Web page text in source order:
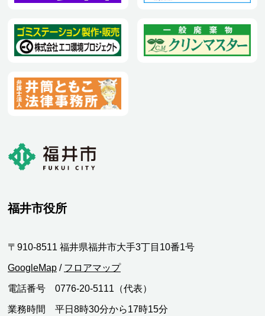
福井市役所
〒910-8511 福井県福井市大手3丁目10番1号
GoogleMap / フロアマップ
電話番号 0776-20-5111（代表）
業務時間 平日8時30分から17時15分